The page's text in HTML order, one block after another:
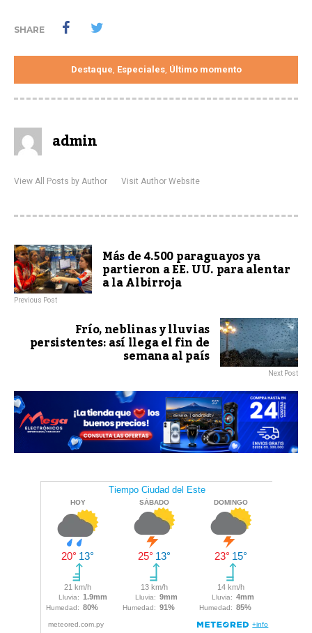
SHARE
Destaque, Especiales, Último momento
admin
View All Posts by Author Visit Author Website
Más de 4.500 paraguayos ya
partieron a EE. UU. para alentar
a la Albirroja
Previous Post
Frío, neblinas y lluvias
persistentes: así llega el fin de
semana al país
Next Post